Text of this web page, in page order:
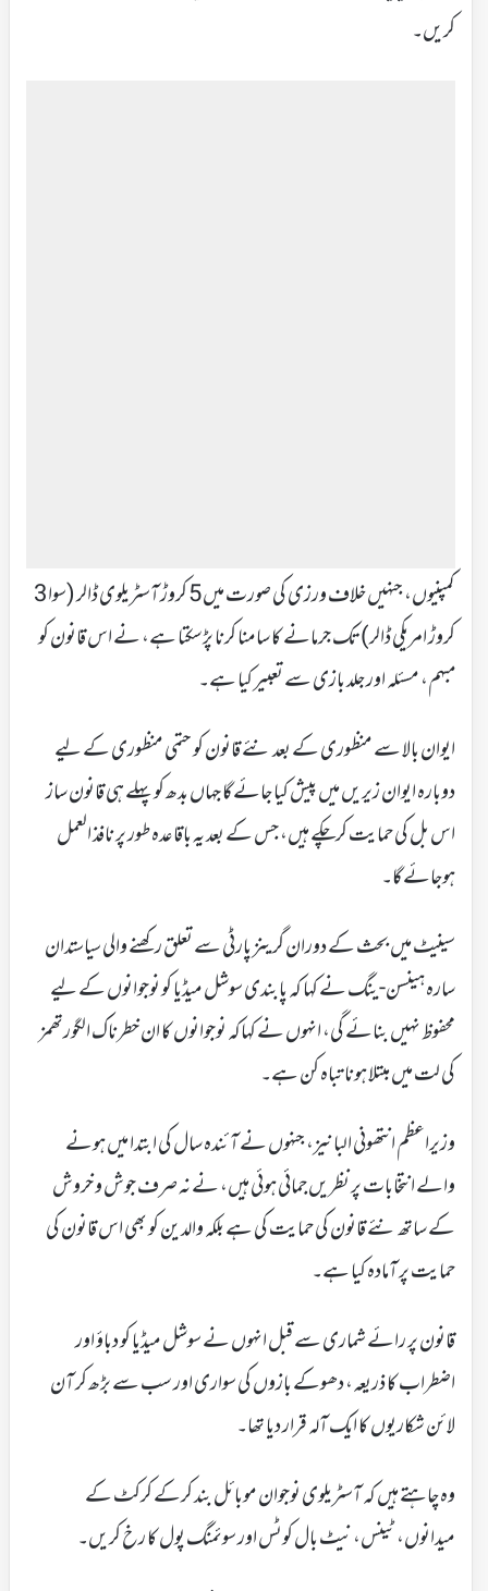
کریں۔
کمپنیوں، جنہیں خلاف ورزی کی صورت میں 5 کروڑ آسٹریلوی ڈالر (سوا 3
کروڑ امریکی ڈالر) تک جرمانے کا سامنا کرنا پڑسکتا ہے، نے اس قانون کو
مبہم، مسئلہ اور جلد بازی سے تعبیر کیا ہے۔
ایوان بالا سے منظوری کے بعد نئے قانون کو حتمی منظوری کے لیے
دوبارہ ایوان زیریں میں پیش کیا جائے گا جہاں بدھ کو پہلے ہی قانون ساز
اس بل کی حمایت کرچکے ہیں، جس کے بعد یہ باقاعدہ طور پر نافذ العمل
ہوجائے گا۔
سینیٹ میں بحث کے دوران گرینز پارٹی سے تعلق رکھنے والی سیاستدان
سارہ ہینسن-ینگ نے کہا کہ پابندی سوشل میڈیا کو نوجوانوں کے لیے
محفوظ نہیں بنائے گی، انہوں نے کہاکہ نوجوانوں کا ان خطرناک الگورتھمز
کی لت میں مبتلا ہونا تباہ کن ہے۔
وزیراعظم انتھونی البانیز، جنہوں نے آئندہ سال کی ابتدا میں ہونے
والے انتخابات پر نظریں جمائی ہوئی ہیں، نے نہ صرف جوش و خروش
کے ساتھ نئے قانون کی حمایت کی ہے بلکہ والدین کو بھی اس قانون کی
حمایت پر آمادہ کیا ہے۔
قانون پر رائے شماری سے قبل انہوں نے سوشل میڈیا کو دباؤ اور
اضطراب کا ذریعہ، دھوکے بازوں کی سواری اور سب سے بڑھ کر آن
لائن شکاریوں کا ایک آلہ قرار دیا تھا۔
وہ چاہتے ہیں کہ آسٹریلوی نوجوان موبائل بند کرکے کرکٹ کے
میدانوں، ٹینس، نیٹ بال کوٹس اور سوئمنگ پول کا رخ کریں۔